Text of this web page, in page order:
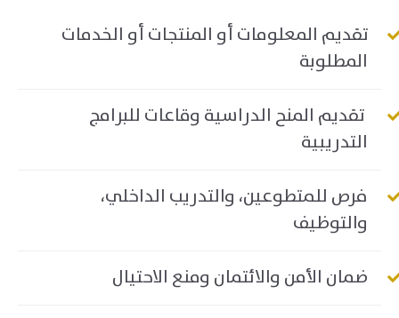
تقديم المعلومات أو المنتجات أو الخدمات
المطلوبة
تقديم المنح الدراسية وقاعات للبرامج
التدريبية
فرص للمتطوعين، والتدريب الداخلي،
والتوظيف
ضمان الأمن والائتمان ومنع الاحتيال